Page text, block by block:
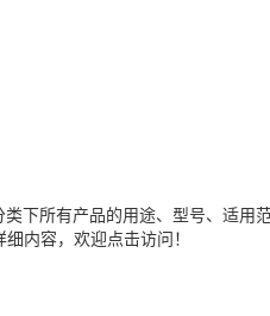
下所有产品的用途、型号、适
内容，欢迎点击访问！